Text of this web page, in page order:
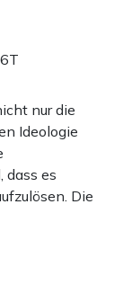
nur die
Ideologie
dass es
Die